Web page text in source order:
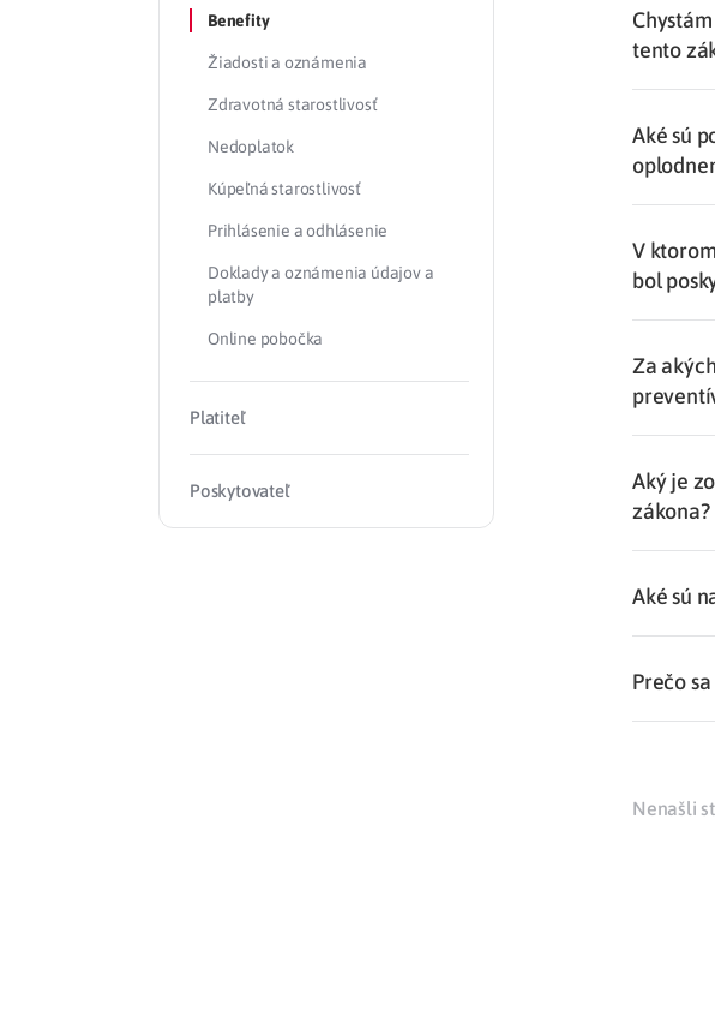
Zdravotné poistenie pre
Benefity
Žiadosti a oznámenia
Zdravotná starostlivosť
Nedoplatok
Kúpeľná starostlivosť
Prihlásenie a odhlásenie
Doklady a oznámenia údajov a
platby
Online pobočka
Platiteľ
Poskytovateľ
tento
Aké sú
V
bol
Za
Aký je
zákona?
Aké sú
Prečo
Nenašli